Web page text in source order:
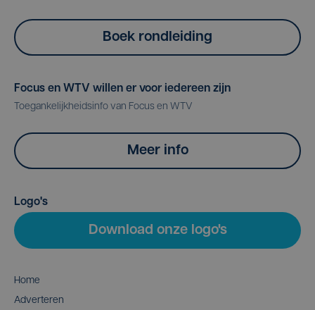
Boek rondleiding
Focus en WTV willen er voor iedereen zijn
Toegankelijkheidsinfo van Focus en WTV
Meer info
Logo's
Download onze logo's
Home
Adverteren